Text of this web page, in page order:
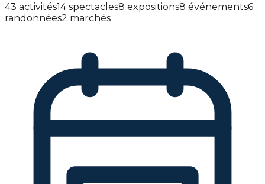
43 activités14 spectacles8 expositions8 événements6
randonnées2 marchés